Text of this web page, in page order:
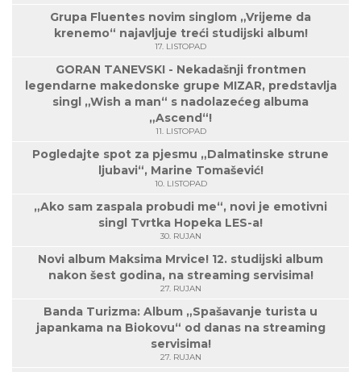
Grupa Fluentes novim singlom „Vrijeme da
krenemo“ najavljuje treći studijski album!
17. LISTOPAD
GORAN TANEVSKI - Nekadašnji frontmen
legendarne makedonske grupe MIZAR, predstavlja
singl „Wish a man“ s nadolazećeg albuma
„Ascend“!
11. LISTOPAD
Pogledajte spot za pjesmu „Dalmatinske strune
ljubavi“, Marine Tomašević!
10. LISTOPAD
„Ako sam zaspala probudi me“, novi je emotivni
singl Tvrtka Hopeka LES-a!
30. RUJAN
Novi album Maksima Mrvice! 12. studijski album
nakon šest godina, na streaming servisima!
27. RUJAN
Banda Turizma: Album „Spašavanje turista u
japankama na Biokovu“ od danas na streaming
servisima!
27. RUJAN